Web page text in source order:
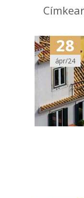
28
ápr/24